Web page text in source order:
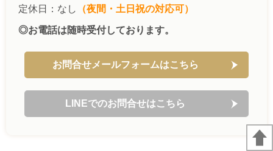
定休日：なし
（夜間・土日祝の対応可）
◎お電話は随時受付しております。
お問合せメールフォームはこちら
LINEでのお問合せはこちら